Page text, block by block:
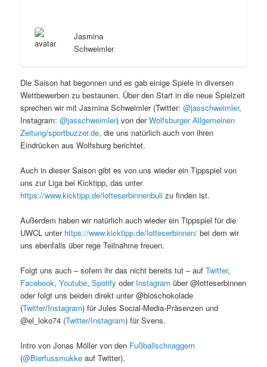
Jasmina
Schweimler
Die Saison hat begonnen und es gab einige Spiele in diversen
Wettbewerben zu bestaunen. Über den Start in die neue Spielzeit
sprechen wir mit Jasmina Schweimler (Twitter:@jasschweimler,
Instagram:@jasschweimler) von derWolfsburger Allgemeinen
Zeitung/sportbuzzer.de, die uns natürlich auch von ihren
Eindrücken aus Wolfsburg berichtet.
Auch in dieser Saison gibt es von uns wieder ein Tippspiel von
uns zur Liga bei Kicktipp, das unter
https://www.kicktipp.de/lotteserbinnenbuli zu finden ist.
Außerdem haben wir natürlich auch wieder ein Tippspiel für die
UWCL unter https://www.kicktipp.de/lotteserbinnen/ bei dem wir
uns ebenfalls über rege Teilnahme freuen.
Folgt uns auch – sofern ihr das nicht bereits tut – aufTwitter,
Facebook,Youtube,Spotify oder Instagram über @lotteserbinnen
oder folgt uns beiden direkt unter @bioschokolade
(Twitter/Instagram) für Jules Social-Media-Präsenzen und
@el_loko74 (Twitter/Instagram) für Svens.
Intro von Jonas Möller von den Fußballschnaggern
(@Bierfussmukke auf Twitter).